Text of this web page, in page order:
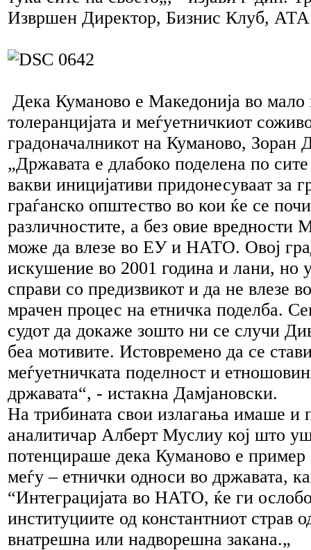
Извршен Директор, Бизнис Клуб,
Дека Куманово е Македонија во мало
толеранцијата и меѓуетничкиот
градоначалникот на Куманово, Зоран
„Државата е длабоко поделена по
вакви иницијативи придонесуваат за
граѓанско општество во кои ќе се
различностите, а без овие вредности
може да влезе во ЕУ и НАТО. Овој
искушение во 2001 година и лани, но
справи со предизвикот и да не влезе
мрачен процес на етничка поделба.
судот да докаже зошто ни се случи
беа мотивите. Истовремено да се
меѓуетничката поделност и
државата“, - истакна Дамјановски.
На трибината свои излагања имаше и
аналитичар Алберт Муслиу кој што
потенцираше дека Куманово е пример
меѓу – етнички односи во државата,
“Интеграцијата во НАТО, ќе ги
институциите од константниот страв
внатрешна или надворешна закана.„